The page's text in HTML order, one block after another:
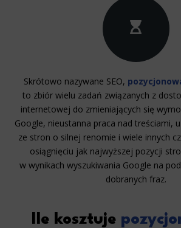
Skrótowo nazywane SEO,
to zbiór wielu zadań związanych z
internetowej do zmieniających się
Google, nieustanna praca nad treściami,
ze stron o silnej renomie i wiele innych
osiągnięciu jak najwyższej pozycji
w wynikach wyszukiwania Google na
dobranych fraz.
Ile kosztuje